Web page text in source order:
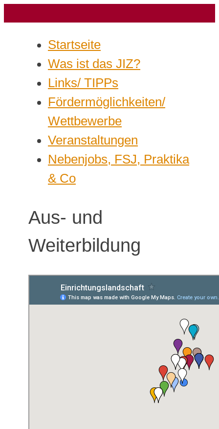
Startseite
Was ist das JIZ?
Links/ TIPPs
Fördermöglichkeiten/
Wettbewerbe
Veranstaltungen
Nebenjobs, FSJ, Praktika
& Co
Aus- und
Weiterbildung